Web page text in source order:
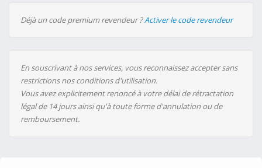
Déjà un code premium revendeur ?Activer le code revendeur
En souscrivant à nos services, vous reconnaissez accepter sans
restrictions nos conditions d'utilisation.
Vous avez explicitement renoncé à votre délai de rétractation
légal de 14 jours ainsi qu'à toute forme d'annulation ou de
remboursement.